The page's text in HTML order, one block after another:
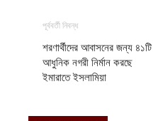
পূর্ববর্তী নিবন্ধ
শরণার্থীদের আবাসনের জন্য ৪১টি
আধুনিক নগরী নির্মান করছে
ইমারাতে ইসলামিয়া